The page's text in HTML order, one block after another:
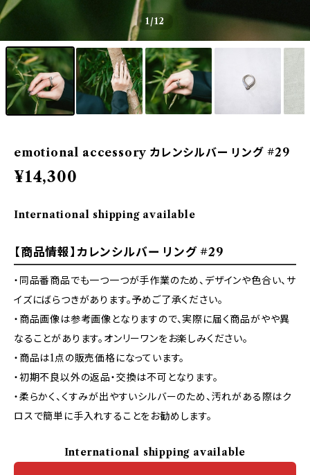
1/12
emotional accessory カレンシルバー リング #29
¥14,300
International shipping available
【商品情報】カレンシルバー リング #29
・同品番商品でも一つ一つが手作業のため、デザインや色合い、サ
イズにばらつきがあります。予めご了承ください。
・商品画像は参考画像となりますので、実際に届く商品がやや異
なることがあります。オンリーワンをお楽しみください。
・商品は1点の販売価格になっています。
・初期不良以外の返品・交換は不可となります。
・柔らかく、くすみが出やすいシルバーのため、汚れがある際はク
ロスで簡単に手入れすることをお勧めします。
International shipping available